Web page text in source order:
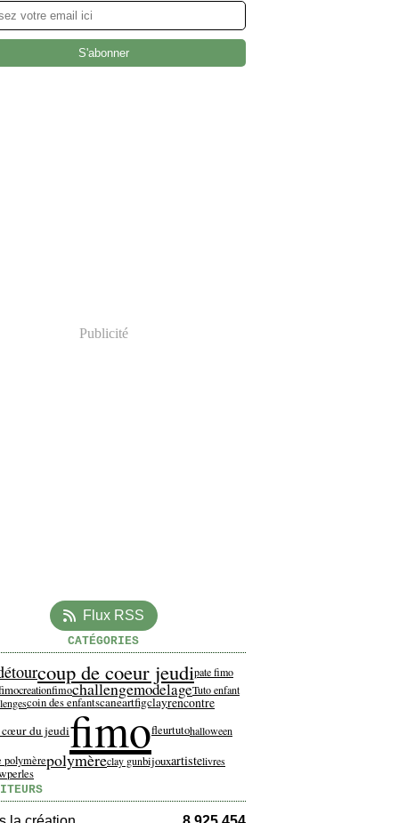
Publicité
Flux RSS
CATÉGORIES
coup de coeur jeudipate fimo
creationfimochallengemodelageTuto enfant
coin des enfantscaneartfigclayrencontre
cœur du jeudifimofleurtutohalloween
polymèrepolymèreclay gunbijouxartistelivres
perles